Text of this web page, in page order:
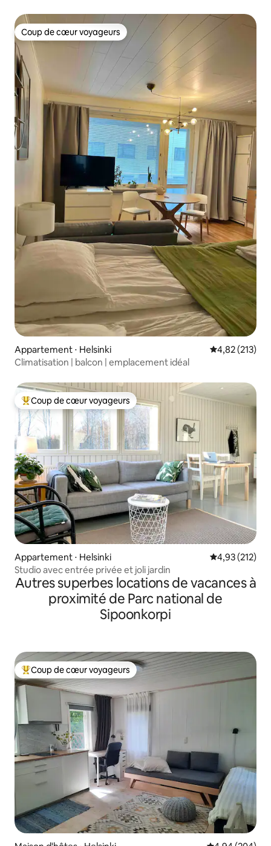
Coup de cœur voyageurs
Coup de cœur voyageurs
Appartement ⋅ Helsinki Évaluation
4,82 (213)
Climatisation | balcon | emplacement idéal
Coups de cœur voyageurs les plus appréciés
Coup de cœur voyageurs
Appartement ⋅ Helsinki Évaluation
4,93 (212)
Studio avec entrée privée et joli jardin
Autres superbes locations de vacances à
proximité de Parc national de
Sipoonkorpi
Coups de cœur voyageurs les plus appréciés
Coup de cœur voyageurs